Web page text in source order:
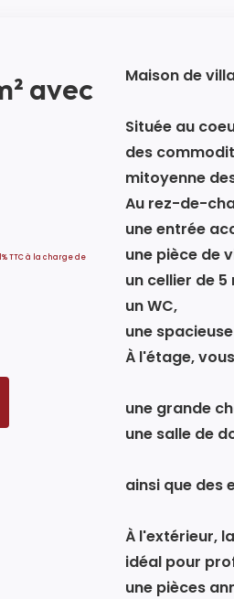
avec
TTC à la charge de
Maison de
Située au
des
mitoyenne
Au rez-de-
une entrée
une pièce de
un cellier de
un WC,
une
À l'étage,
une grande
une salle de
ainsi que des
À l'extérieur,
idéal pour
une pièces